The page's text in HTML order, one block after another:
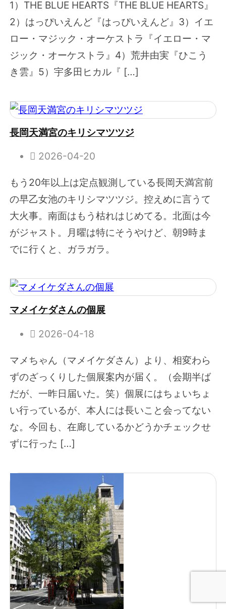
1）THE BLUE HEARTS『THE BLUE HEARTS』
2）はっぴいえんど『はっぴいえんど』3）イエ
ロー・マジック・オーケストラ『イエロー・マ
ジック・オーケストラ』4）荒井由実『ひこう
き雲』5）宇多田ヒカル『 […]
長岡天満宮のキリシマツツジ
2026-04-20
もう20年以上は定点観測している長岡天満宮前
の早乙女池のキリシマツツジ。控えめに言うて
大火事。南面はもう枯れはじめてる。北面は今
がジャスト。月曜は特にそうやけど、朝9時ま
でに行くと、ガラガラ。
マメイケダさんの個展
2026-04-18
マメちゃん（マメイケダさん）より、相変わら
ずのざっくりした個展案内が届く。（会期半ば
だが、一昨日届いた。笑）個展にはちょいちょ
い行っているが、本人には長いこと会ってない
な。今回も、在廊しているかどうかチェックせ
ずに行った […]